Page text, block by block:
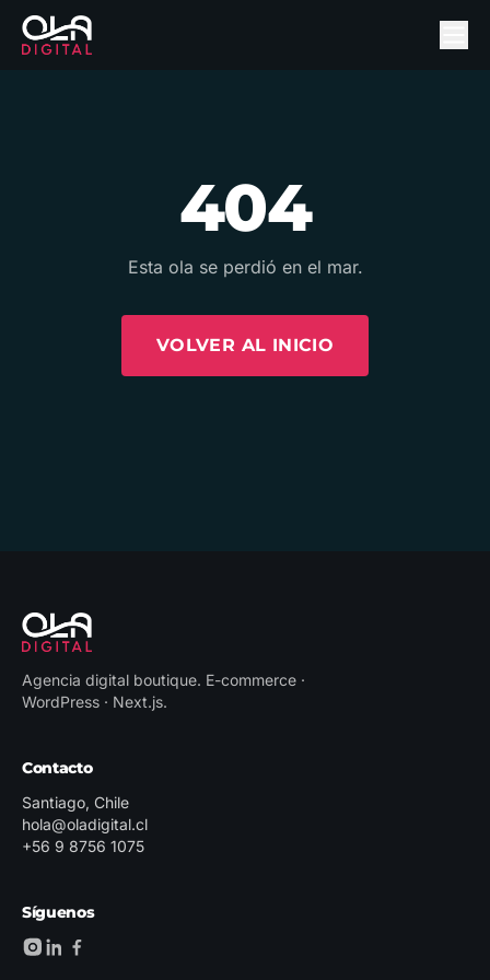
404
Esta ola se perdió en el mar.
VOLVER AL INICIO
Agencia digital boutique. E-commerce ·
WordPress · Next.js.
Contacto
Santiago, Chile
hola@oladigital.cl
+56 9 8756 1075
Síguenos